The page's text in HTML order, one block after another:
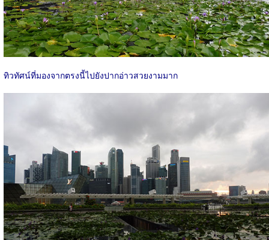
ทิวทัศน์ที่มองจากตรงนี้ไปยังปากอ่าวสวยงามมาก